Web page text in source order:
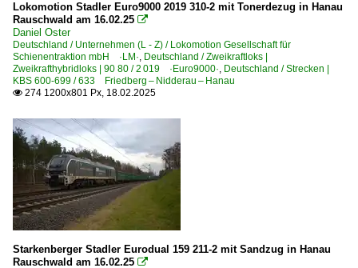
0 442 BR 442 ·Talent 2· 'Hamsterbacke'
0 445 BR 445 ·Twindexx Vario·
1 440 BR 440 ·Coradia Continental 2· 'Grinsekatze'
1 440 BR 440 ·Coradia Continental 2· 'Grinsekatze'
Unternehmen (A - K)
Alpha Trains Europa GmbH ·ATDE·
Beacon Rail Capital Europe GmbH, München
BM Bahndienste GmbH, Karlsruhe ·BMB·
Centralbahn GmbH, Mönchengladbach ·CBB·
DB Cargo Deutschland AG, Mainz ex DB Schenker
Lokomotion Stadler Euro9000 2019 310-2 mit Tonerdezug in Hanau
Rauschwald am 16.02.25 
Daniel Oster
Deutschland / Unternehmen (L - Z) / Lokomotion Gesellschaft für
Schienentraktion mbH ·LM·, Deutschland / Zweikraftloks |
Zweikrafthybridloks | 90 80 / 2 019 ·Euro9000·, Deutschland / Strecken |
KBS 600-699 / 633 Friedberg – Nidderau – Hanau
 274 1200x801 Px, 18.02.2025
Starkenberger Stadler Eurodual 159 211-2 mit Sandzug in Hanau
Rauschwald am 16.02.25 